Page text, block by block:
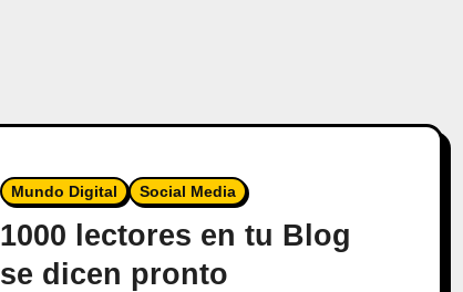
Mundo Digital Social Media
1000 lectores en tu Blog
se dicen pronto